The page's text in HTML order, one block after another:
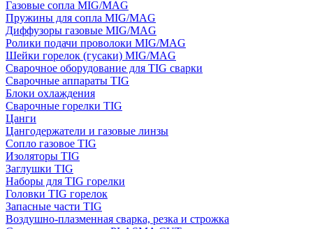
Газовые сопла MIG/MAG
Пружины для сопла MIG/MAG
Диффузоры газовые MIG/MAG
Ролики подачи проволоки MIG/MAG
Шейки горелок (гусаки) MIG/MAG
Сварочное оборудование для TIG сварки
Сварочные аппараты TIG
Блоки охлаждения
Сварочные горелки TIG
Цанги
Цангодержатели и газовые линзы
Сопло газовое TIG
Изоляторы TIG
Заглушки TIG
Наборы для TIG горелки
Головки TIG горелок
Запасные части TIG
Воздушно-плазменная сварка, резка и строжка